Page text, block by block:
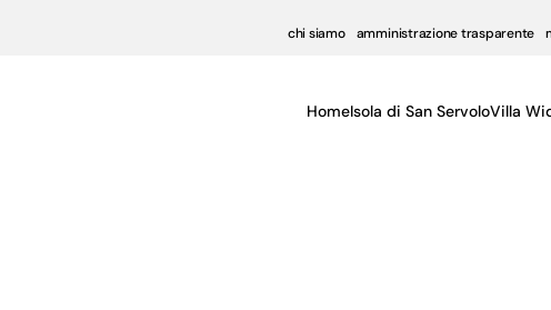
chi siamo amministrazione trasparente
HomeIsola di San ServoloVilla